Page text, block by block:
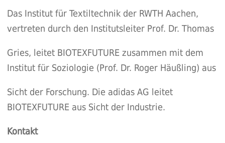
Das Institut für Textiltechnik der RWTH Aachen,
vertreten durch den Institutsleiter Prof. Dr. Thomas
Gries, leitet BIOTEXFUTURE zusammen mit dem
Institut für Soziologie (Prof. Dr. Roger Häußling) aus
Sicht der Forschung. Die adidas AG leitet
BIOTEXFUTURE aus Sicht der Industrie.
Kontakt